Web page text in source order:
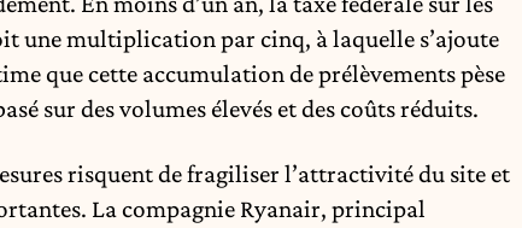
une multiplication par cinq, à laquelle s’ajoute
que cette accumulation de prélèvements pèse
sur des volumes élevés et des coûts réduits.
risquent de fragiliser l’attractivité du site et
La compagnie Ryanair, principal